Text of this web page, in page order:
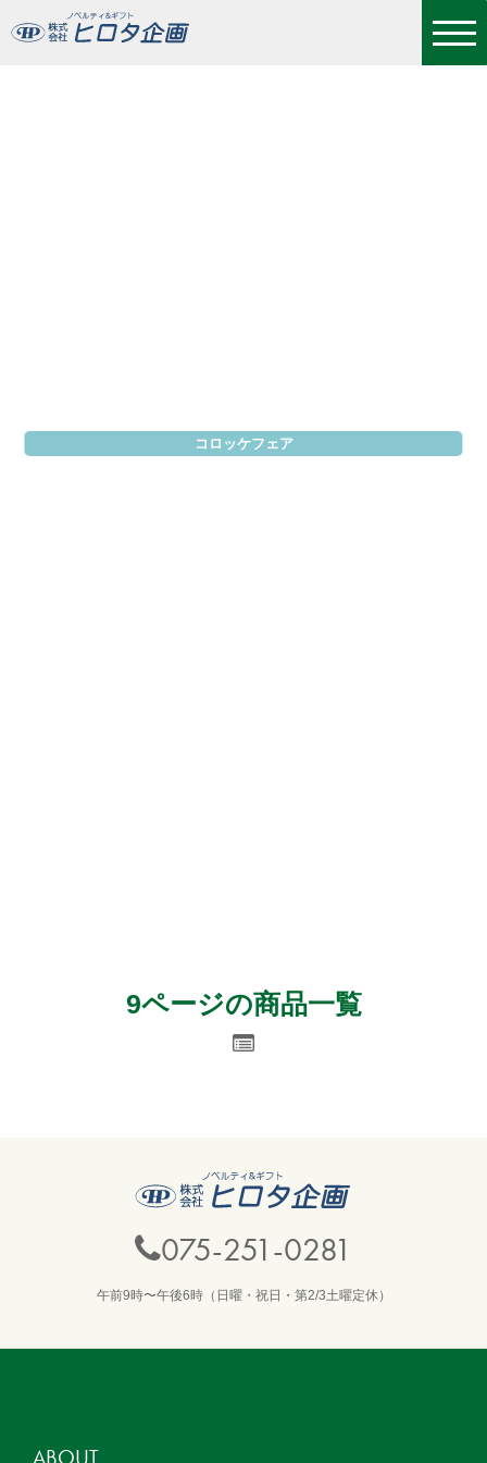
コロッケフェア
9ページの商品一覧
075-251-0281
午前9時〜午後6時（日曜・祝日・第2/3土曜定休）
ABOUT